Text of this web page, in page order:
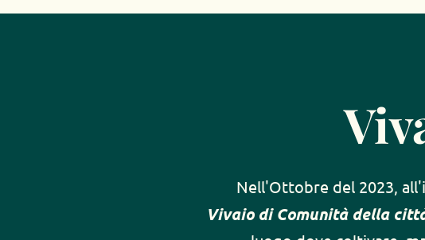
Nell'Ottobre del 2023,
Vivaio di Comunità della